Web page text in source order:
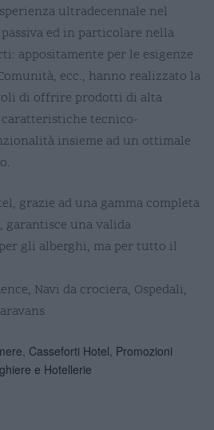
ultradecennale nel
ed in particolare nella
appositamente per le esigenze
ecc., hanno realizzato la
di offrire prodotti di alta
tecnico-
insieme ad un ottimale
grazie ad una gamma completa
una valida
gli alberghi, ma per tutto il
Navi da crociera, Ospedali,
Casseforti Hotel Promozioni
e Hotellerie